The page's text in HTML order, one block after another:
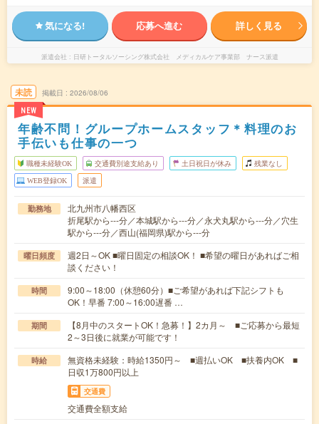
気になる! 応募へ進む 詳しく見る
派遣会社 日研トータルソーシング株式会社 メディカルケア事業部 ナース派遣
未読
NEW
掲載日 2026/08/06
年齢不問！グループホームスタッフ＊料理のお
手伝いも仕事の一つ
職種未経験OK 交通費別途支給あり 土日祝日が休み 残業なし
WEB登録OK 派遣
勤務地
北九州市八幡西区
折尾駅から---分／本城駅から---分／永犬丸駅から---分／穴生
駅から---分／西山(福岡県)駅から---分
曜日頻度
週2日～OK ■曜日固定の相談OK！ ■希望の曜日があればご相
談ください！
時間
9:00～18:00（休憩60分）■ご希望があれば下記シフトも
OK！早番 7:00～16:00遅番 …
期間
【8月中のスタートOK！急募！】2カ月～ ■ご応募から最短
2～3日後に就業が可能です！
時給
無資格未経験：時給1350円～ ■週払いOK ■扶養内OK ■
日収1万800円以上
交通費
交通費全額支給